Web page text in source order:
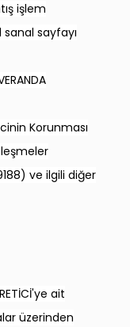
işlem
sanal sayfayı
Korunması
ve ilgili diğer
ait
üzerinden